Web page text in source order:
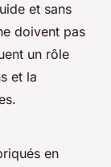
et sans
doivent pas
un rôle
et la
en